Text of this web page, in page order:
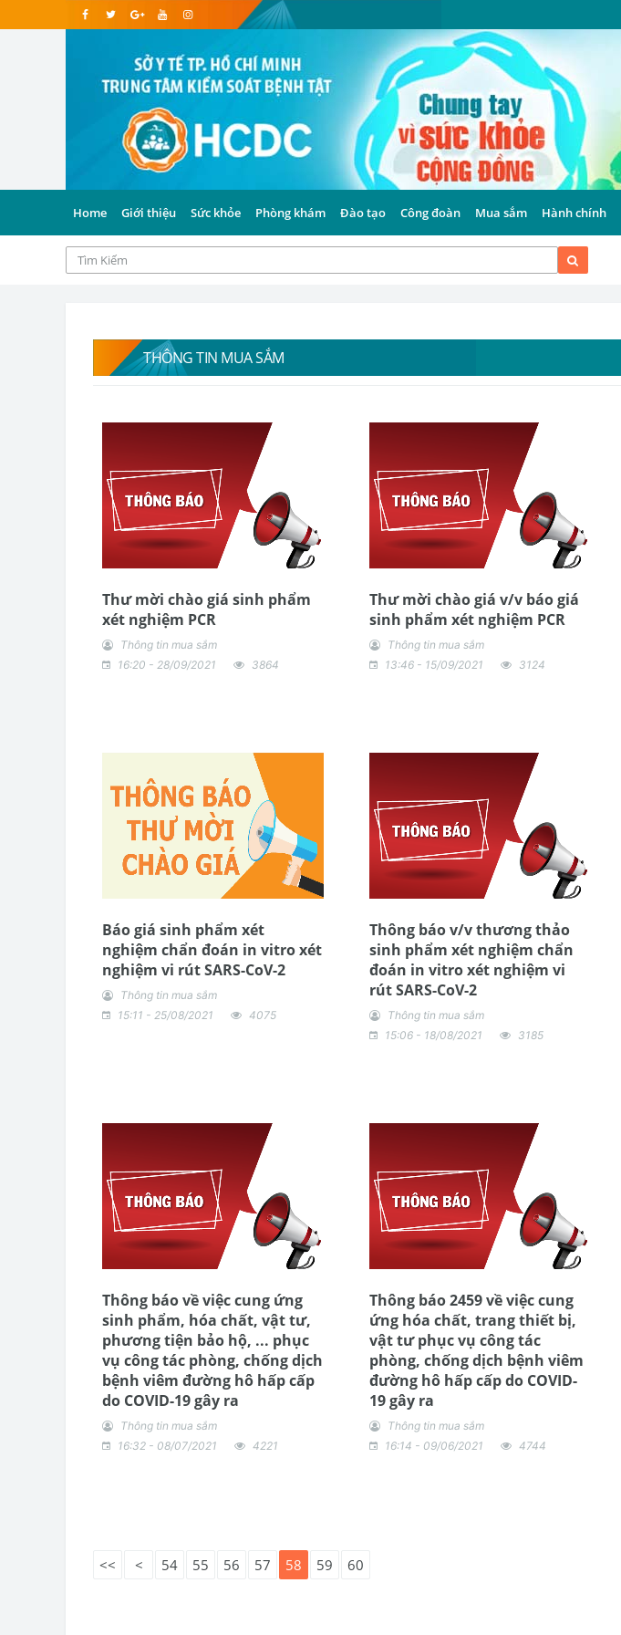
Home Giới thiệu Sức khỏe Phòng khám Đào tạo Công đoàn Mua sắm Hành chính
THÔNG TIN MUA SẮM
Thư mời chào giá sinh phẩm
xét nghiệm PCR
Thông tin mua sắm
16:20 - 28/09/2021
3864
Thư mời chào giá v/v báo giá
sinh phẩm xét nghiệm PCR
Thông tin mua sắm
13:46 - 15/09/2021
3124
Báo giá sinh phẩm xét
nghiệm chẩn đoán in vitro xét
nghiệm vi rút SARS-CoV-2
Thông tin mua sắm
15:11 - 25/08/2021
4075
Thông báo v/v thương thảo
sinh phẩm xét nghiệm chẩn
đoán in vitro xét nghiệm vi
rút SARS-CoV-2
Thông tin mua sắm
15:06 - 18/08/2021
3185
Thông báo về việc cung ứng
sinh phẩm, hóa chất, vật tư,
phương tiện bảo hộ, ... phục
vụ công tác phòng, chống dịch
bệnh viêm đường hô hấp cấp
do COVID-19 gây ra
Thông tin mua sắm
16:32 - 08/07/2021
4221
Thông báo 2459 về việc cung
ứng hóa chất, trang thiết bị,
vật tư phục vụ công tác
phòng, chống dịch bệnh viêm
đường hô hấp cấp do COVID-
19 gây ra
Thông tin mua sắm
16:14 - 09/06/2021
4744
<< < 54 55 56 57 58 59 60